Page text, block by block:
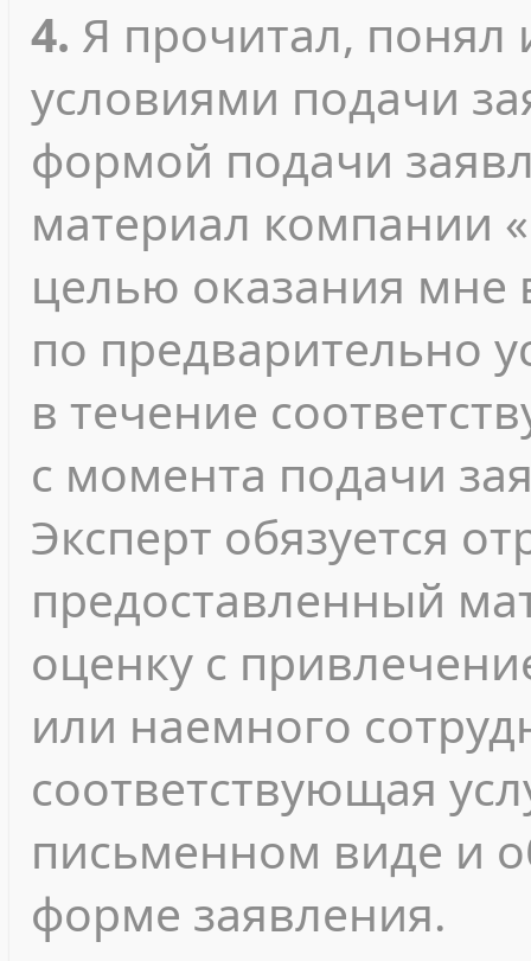
4. Я прочитал, понял
условиями подачи
формой подачи
материал компании
целью оказания мне
по предварительно
в течение
с момента подачи
Эксперт обязуется
предоставленный
оценку с
или наемного
соответствующая
письменном виде и
форме заявления.